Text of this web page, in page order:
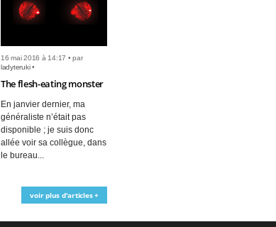
16 mai 2016 à 14:17 • par
ladyteruki•
The flesh-eating monster
En janvier dernier, ma
généraliste n’était pas
disponible ; je suis donc
allée voir sa collègue, dans
le bureau...
voir plus d'articles +